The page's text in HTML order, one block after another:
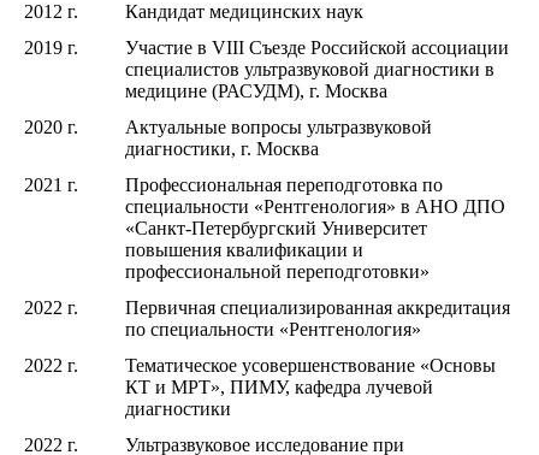
2012 г.
Кандидат медицинских наук
2019 г.
Участие в VIII Cъезде Российской ассоциации
специалистов ультразвуковой диагностики в
медицине (РАСУДМ), г. Москва
2020 г.
Актуальные вопросы ультразвуковой
диагностики, г. Москва
2021 г.
Профессиональная переподготовка по
специальности «Рентгенология» в АНО ДПО
«Санкт-Петербургский Университет
повышения квалификации и
профессиональной переподготовки»
2022 г.
Первичная специализированная аккредитация
по специальности «Рентгенология»
2022 г.
Тематическое усовершенствование «Основы
КТ и МРТ», ПИМУ, кафедра лучевой
диагностики
2022 г.
Ультразвуковое исследование при